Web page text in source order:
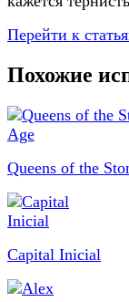
Перейти к
Похожие
Queens of the
Capital Inicial